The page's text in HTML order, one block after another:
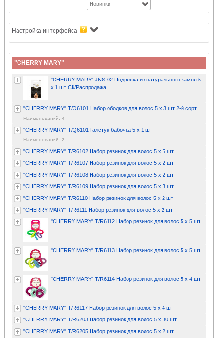
Новинки
Настройка интерфейса
"CHERRY MARY"
"CHERRY MARY" JNS-02 Подвеска из натурального камня 5
х 1 шт СК/Распродажа
"CHERRY MARY" T/O6101 Набор ободков для волос 5 х 3 шт 2-й сорт
Наименований: 4
"CHERRY MARY" T/Q6101 Галстук-бабочка 5 х 1 шт
Наименований: 2
"CHERRY MARY" T/R6102 Набор резинок для волос 5 х 5 шт
"CHERRY MARY" T/R6107 Набор резинок для волос 5 х 2 шт
"CHERRY MARY" T/R6108 Набор резинок для волос 5 х 2 шт
"CHERRY MARY" T/R6109 Набор резинок для волос 5 х 3 шт
"CHERRY MARY" T/R6110 Набор резинок для волос 5 х 2 шт
"CHERRY MARY" T/R6111 Набор резинок для волос 5 х 2 шт
"CHERRY MARY" T/R6112 Набор резинок для волос 5 х 5 шт
"CHERRY MARY" T/R6113 Набор резинок для волос 5 х 5 шт
"CHERRY MARY" T/R6114 Набор резинок для волос 5 х 4 шт
"CHERRY MARY" T/R6117 Набор резинок для волос 5 х 4 шт
"CHERRY MARY" T/R6203 Набор резинок для волос 5 х 30 шт
"CHERRY MARY" T/R6205 Набор резинок для волос 5 х 2 шт